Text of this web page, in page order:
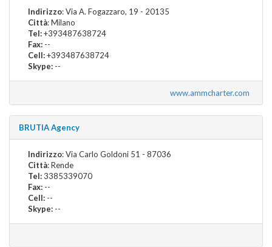
Indirizzo: Via A. Fogazzaro, 19 - 20135
Città: Milano
Tel:+393487638724
Fax: --
Cell:+393487638724
Skype: --
www.ammcharter.com
BRUTIA Agency
Indirizzo: Via Carlo Goldoni 51 - 87036
Città: Rende
Tel:3385339070
Fax: --
Cell: --
Skype: --